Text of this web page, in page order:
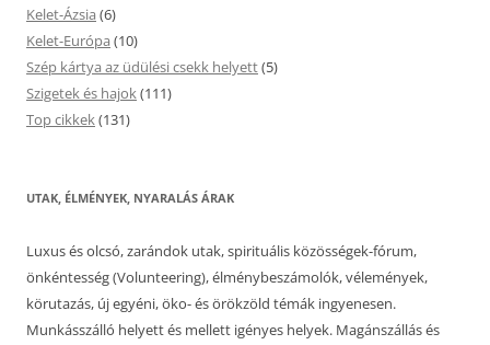
Kelet-Ázsia (6)
Kelet-Európa (10)
Szép kártya az üdülési csekk helyett(5)
Szigetek és hajok(111)
Top cikkek(131)
UTAK, ÉLMÉNYEK, NYARALÁS ÁRAK
Luxus és olcsó, zarándok utak, spirituális közösségek-fórum,
önkéntesség (Volunteering), élménybeszámolók, vélemények,
körutazás, új egyéni, öko- és örökzöld témák ingyenesen.
Munkásszálló helyett és mellett igényes helyek. Magánszállás és